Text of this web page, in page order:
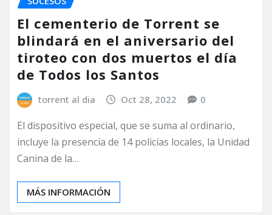
El cementerio de Torrent se
blindará en el aniversario del
tiroteo con dos muertos el día
de Todos los Santos
torrent al dia Oct 28, 2022 0
El dispositivo especial, que se suma al ordinario,
incluye la presencia de 14 policías locales, la Unidad
Canina de la…
MÁS INFORMACIÓN